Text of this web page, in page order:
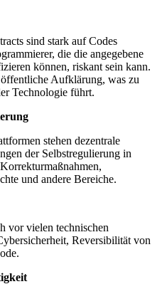
sind stark auf Codes
die die angegebene
können, riskant sein kann.
Aufklärung, was zu
Technologie führt.
stehen dezentrale
der Selbstregulierung in
und andere Bereiche.
vor vielen technischen
Reversibilität von